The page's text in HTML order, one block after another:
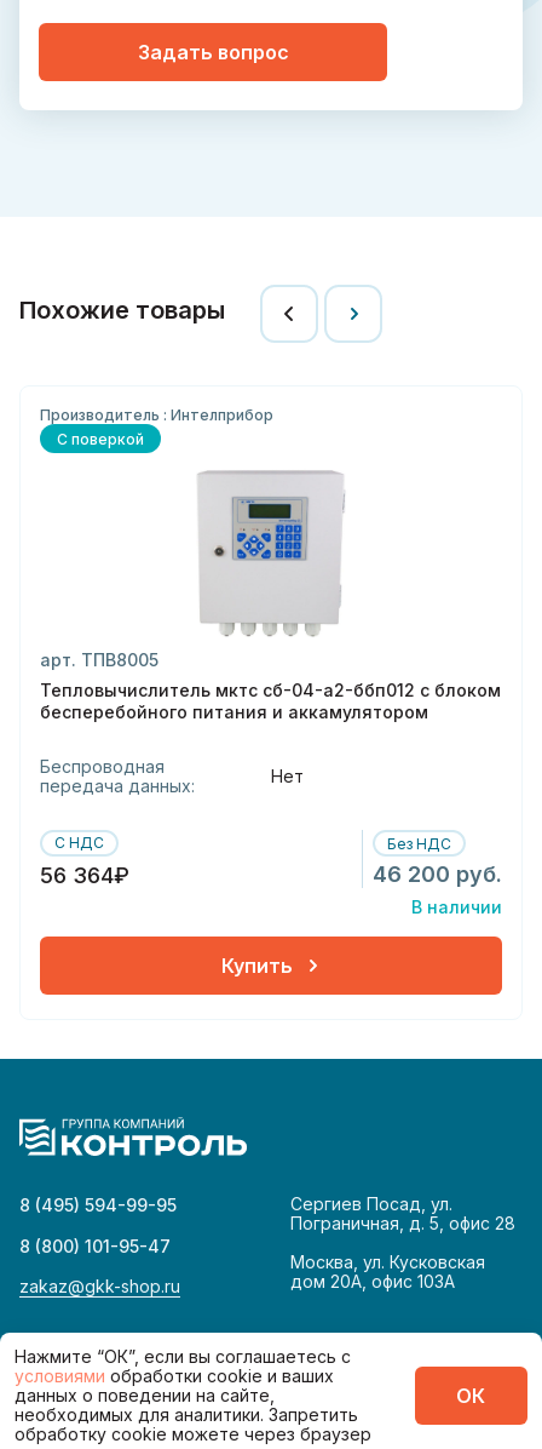
Задать вопрос
Похожие товары
Производитель : Интелприбор
С поверкой
арт. ТПВ8005
Тепловычислитель мктс сб-04-а2-ббп012 с блоком
бесперебойного питания и аккамулятором
Беспроводная
передача данных:
Нет
С НДС
56 364₽
Без НДС
46 200 руб.
В наличии
Купить
8 (495) 594-99-95
8 (800) 101-95-47
zakaz@gkk-shop.ru
Сергиев Посад, ул.
Пограничная, д. 5, офис 28
Москва, ул. Кусковская
дом 20А, офис 103А
© 2026Политика конфиденциальности
Сделано в
Нажмите “ОК”, если вы соглашаетесь с
условиями обработки cookie и ваших
данных о поведении на сайте,
необходимых для аналитики. Запретить
обработку cookie можете через браузер
ОК